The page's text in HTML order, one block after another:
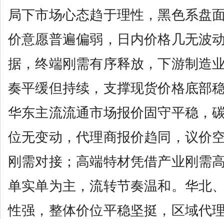
局下市场心态趋于理性，黑色系盘
价意愿普遍偏弱，日内价格几无波
据，终端刚需有序释放，下游制造
奏平缓但持续，支撑现货价格底部
华东主流流通市场报价固守平稳，
位无变动，代理商报价趋同，议价
刚需对接；高端特材凭借产业刚需
单实单为主，流转节奏温和。华北
性强，整体价位平稳坚挺，区域代